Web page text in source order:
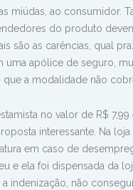
miúdas, ao consumidor.
do produto
são as carências, qual
uma apólice de seguro,
a modalidade não
no valor de R$
interessante. Na
em caso de
e ela foi dispensada da
indenização, não